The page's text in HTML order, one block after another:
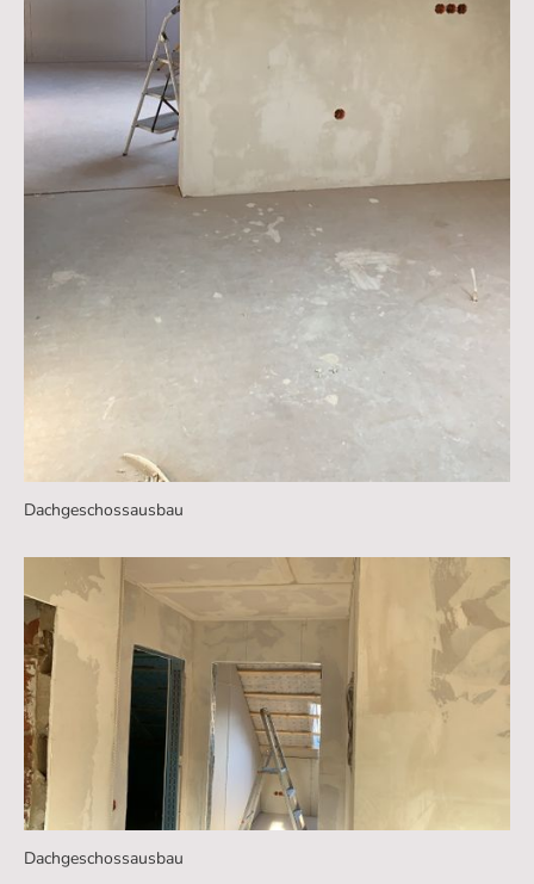
Dachgeschossausbau
Dachgeschossausbau